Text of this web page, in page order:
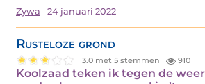
Zywa 24 januari 2022
Rusteloze grond
3.0 met 5 stemmen 910
Koolzaad teken ik tegen de